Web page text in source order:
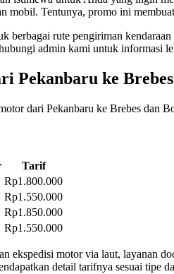
mobil. Tentunya, promo ini
berbagai rute pengiriman
admin kami untuk informasi
ke
dari Pekanbaru ke Brebes dan
Tarif
Rp1.800.000
Rp1.550.000
Rp1.850.000
Rp1.550.000
ekspedisi motor via laut, layanan
detail tarifnya sesuai tipe